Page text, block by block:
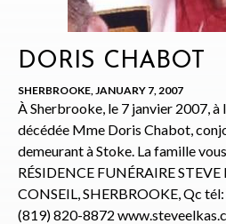
DORIS CHABOT
SHERBROOKE, JANUARY 7, 2007
À Sherbrooke, le 7 janvier 2007, à
décédée Mme Doris Chabot,
demeurant à Stoke. La famille
RÉSIDENCE FUNÉRAIRE
CONSEIL, SHERBROOKE, Qc
(819) 820-8872